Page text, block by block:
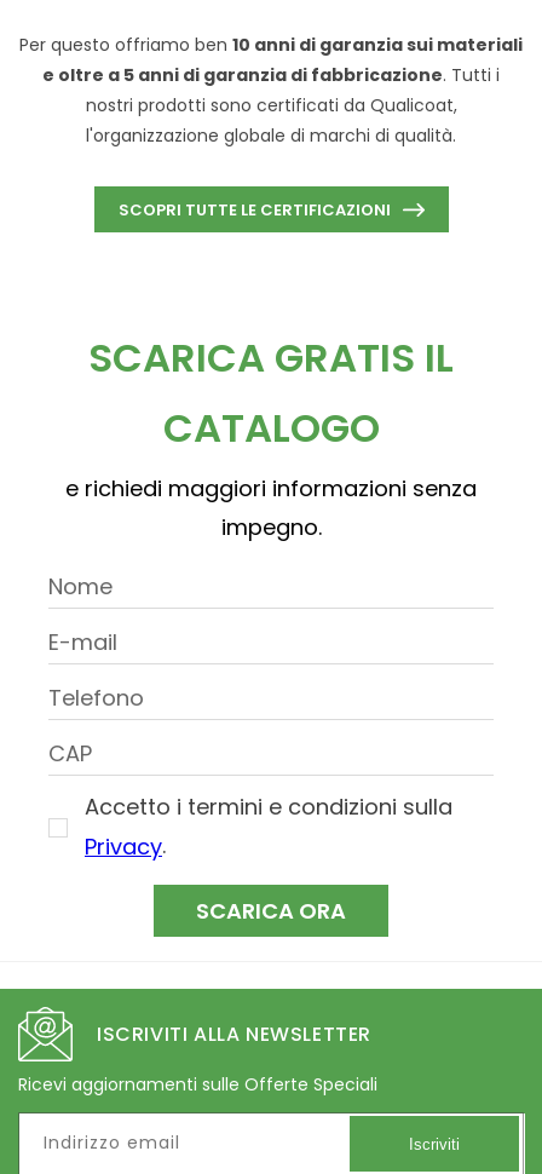
Per questo offriamo ben 10 anni di garanzia sui materiali
e oltre a 5 anni di garanzia di fabbricazione. Tutti i
nostri prodotti sono certificati da Qualicoat,
l'organizzazione globale di marchi di qualità.
SCOPRI TUTTE LE CERTIFICAZIONI
SCARICA GRATIS IL
CATALOGO
e richiedi maggiori informazioni senza
impegno.
Accetto i termini e condizioni sulla
Privacy.
SCARICA ORA
ISCRIVITI ALLA NEWSLETTER
Ricevi aggiornamenti sulle Offerte Speciali
Indirizzo email Iscriviti